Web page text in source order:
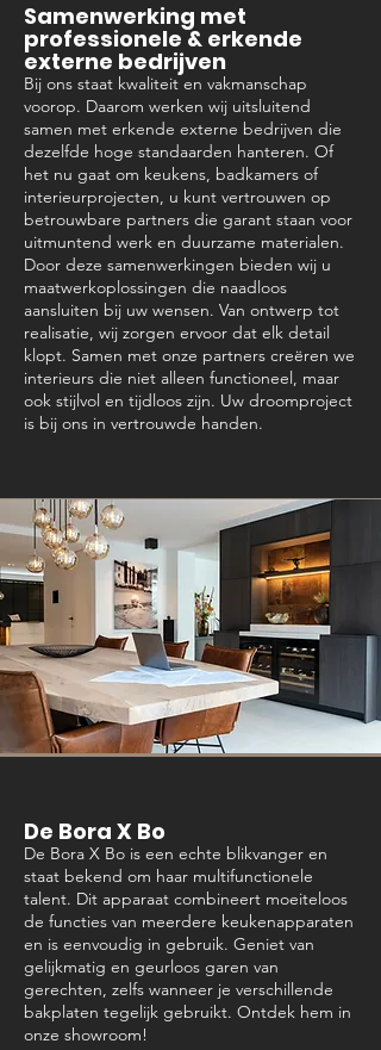
Samenwerking met
professionele & erkende
externe bedrijven
Bij ons staat kwaliteit en vakmanschap
voorop. Daarom werken wij uitsluitend
samen met erkende externe bedrijven die
dezelfde hoge standaarden hanteren. Of
het nu gaat om keukens, badkamers of
interieurprojecten, u kunt vertrouwen op
betrouwbare partners die garant staan voor
uitmuntend werk en duurzame materialen.
Door deze samenwerkingen bieden wij u
maatwerkoplossingen die naadloos
aansluiten bij uw wensen. Van ontwerp tot
realisatie, wij zorgen ervoor dat elk detail
klopt. Samen met onze partners creëren we
interieurs die niet alleen functioneel, maar
ook stijlvol en tijdloos zijn. Uw droomproject
is bij ons in vertrouwde handen.
De Bora X Bo
De Bora X Bo is een echte blikvanger en
staat bekend om haar multifunctionele
talent. Dit apparaat combineert moeiteloos
de functies van meerdere keukenapparaten
en is eenvoudig in gebruik. Geniet van
gelijkmatig en geurloos garen van
gerechten, zelfs wanneer je verschillende
bakplaten tegelijk gebruikt. Ontdek hem in
onze showroom!